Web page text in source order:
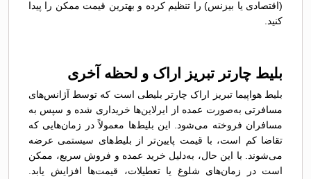
(اقتصادی یا بیزنس) را تنظیم کرده و بهترین قیمت ممکن را پیدا
کنید.
بلیط چارتر تبریز اراک و لحظه آخری
بلیط هواپیما تبریز اراک چارتر بلیطی است که توسط آژانس‌های
مسافرتی به‌صورت عمده از ایرلاین‌ها خریداری شده و سپس به
مسافران فروخته می‌شود. این بلیط‌ها معمولاً در زمان‌هایی که
تقاضا کم است، با قیمت پایین‌تر از بلیط‌های سیستمی عرضه
می‌شوند. با این حال، به‌دلیل خرید عمده و فروش سریع، ممکن
است در زمان‌های شلوغ یا تعطیلات، قیمت‌ها افزایش یابد.